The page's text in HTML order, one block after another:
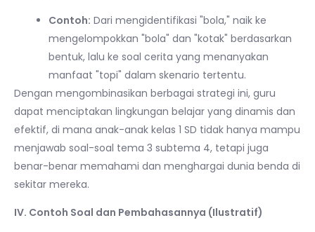
Contoh: Dari mengidentifikasi "bola," naik ke
mengelompokkan "bola" dan "kotak" berdasarkan
bentuk, lalu ke soal cerita yang menanyakan
manfaat "topi" dalam skenario tertentu.
Dengan mengombinasikan berbagai strategi ini, guru
dapat menciptakan lingkungan belajar yang dinamis dan
efektif, di mana anak-anak kelas 1 SD tidak hanya mampu
menjawab soal-soal tema 3 subtema 4, tetapi juga
benar-benar memahami dan menghargai dunia benda di
sekitar mereka.
IV. Contoh Soal dan Pembahasannya (Ilustratif)